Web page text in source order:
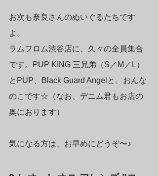
お次も奈良さんのぬいぐるたちです
よ。
ラムフロム渋谷店に、久々の全員集合
です。PUP KING 三兄弟（S／M／L）
とPUP、Black Guard Angelと、おんな
のこです☆（なお、デニム君もお店の
奥におります）
気になる方は、お早めにどうぞ〜♪